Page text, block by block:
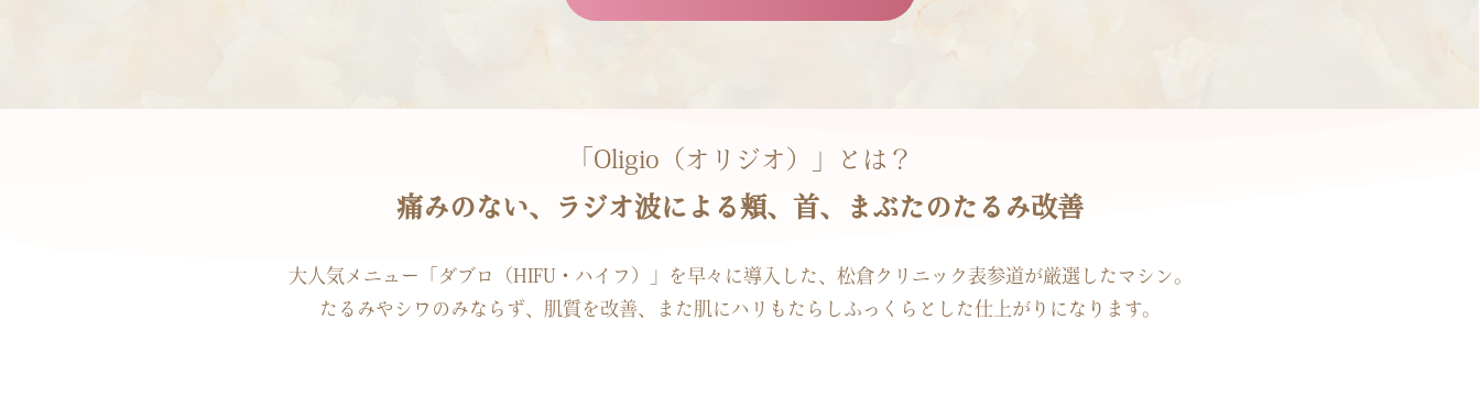
「Oligio（オリジオ）」とは？
痛みのない、ラジオ波による頬、首、まぶたのたるみ改善
大人気メニュー「ダブロ（HIFU・ハイフ）」を早々に導入した、松倉クリニック表参道が厳選したマシン。
たるみやシワのみならず、肌質を改善、また肌にハリもたらしふっくらとした仕上がりになります。